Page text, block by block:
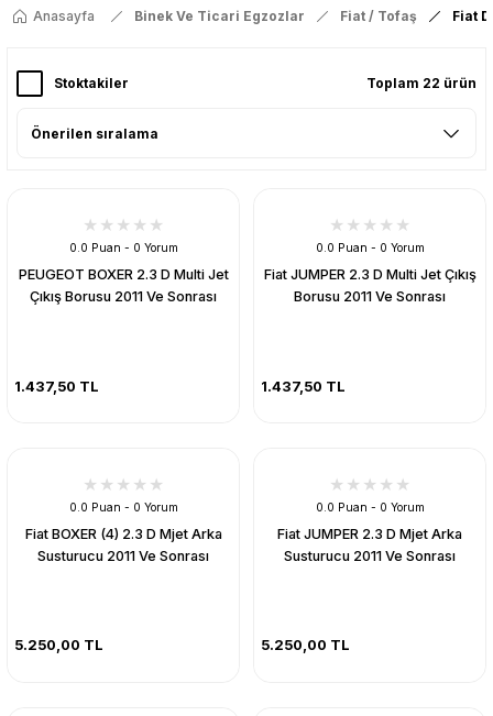
Anasayfa Binek Ve Ticari Egzozlar Fiat / Tofaş Fiat
Stoktakiler Toplam 22 ürün
0.0 Puan - 0 Yorum
PEUGEOT BOXER 2.3 D Multi Jet
Çıkış Borusu 2011 Ve Sonrası
1.437,50 TL
0.0 Puan - 0 Yorum
Fiat JUMPER 2.3 D Multi Jet Çıkış
Borusu 2011 Ve Sonrası
1.437,50 TL
0.0 Puan - 0 Yorum
Fiat BOXER (4) 2.3 D Mjet Arka
Susturucu 2011 Ve Sonrası
5.250,00 TL
0.0 Puan - 0 Yorum
Fiat JUMPER 2.3 D Mjet Arka
Susturucu 2011 Ve Sonrası
5.250,00 TL